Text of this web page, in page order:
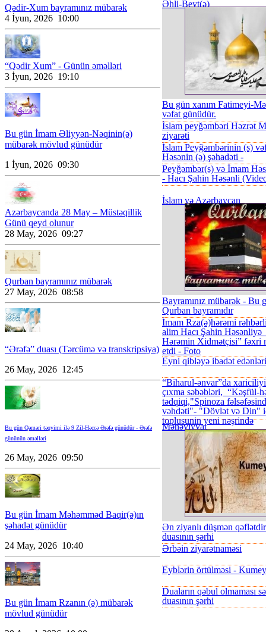
Qədir-Xum bayramınız mübarək
4 İyun, 2026 10:00
“Qədir Xum” - Günün əməlləri
3 İyun, 2026 19:10
Bu gün İmam Əliyyən-Nəqinin(ə)
mübarək mövlud günüdür
1 İyun, 2026 09:30
Azərbaycanda 28 May – Müstəqillik
Günü qeyd olunur
28 May, 2026 09:27
Qurban bayramınız mübarək
27 May, 2026 08:58
“Ərəfə” duası (Tərcümə və transkripsiya)
26 May, 2026 12:45
Bu gün Qəməri təqvimi ilə 9 Zil-Həccə Ərəfə günüdür - Ərəfə
gününün əməlləri
26 May, 2026 09:50
Bu gün İmam Məhəmməd Baqir(ə)ın
şəhadət günüdür
24 May, 2026 10:40
Bu gün İmam Rzanın (ə) mübarək
mövlud günüdür
Əhli-Beyt(ə)
Bu gün xanım Fatimeyi-
vəfat günüdür.
İslam peyğəmbəri Həzrət
ziyarəti
İslam Peyğəmbərinin (s)
Həsənin (ə) şəhadəti -
Peyğəmbər(s) və İmam
- Hacı Şahin Həsənli
İslam və Azərbaycan
Bayramınız mübarək - Bu
Qurban bayramıdır
İmam Rza(ə)hərəmi
alim Hacı Şahin Həsənliyə
Hərəmin Xidmətçisi” fəxri
etdi - Foto
Eyni qibləyə ibadət
“Biharul-ənvar”da
çıxma səbəbləri, “Kəşfül-
tədqiqi,"Spinoza
vəhdəti"- "Dövlət və Din"
toplusunin yeni nəşrində
Mənəviyyat
Ən ziyanlı düşmən
duasının şərhi
Ərbəin ziyarətnaməsi
Eyblərin örtülməsi -
Duaların qəbul olmaması
duasının şərhi